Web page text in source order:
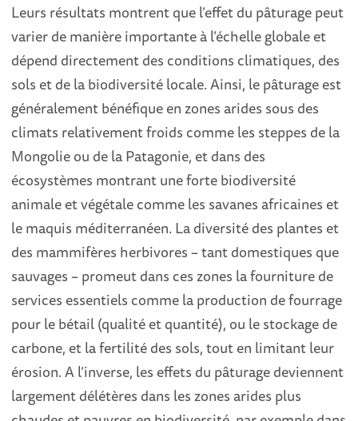
Leurs résultats montrent que l’effet du pâturage peut
varier de manière importante à l’échelle globale et
dépend directement des conditions climatiques, des
sols et de la biodiversité locale. Ainsi, le pâturage est
généralement bénéfique en zones arides sous des
climats relativement froids comme les steppes de la
Mongolie ou de la Patagonie, et dans des
écosystèmes montrant une forte biodiversité
animale et végétale comme les savanes africaines et
le maquis méditerranéen. La diversité des plantes et
des mammifères herbivores – tant domestiques que
sauvages – promeut dans ces zones la fourniture de
services essentiels comme la production de fourrage
pour le bétail (qualité et quantité), ou le stockage de
carbone, et la fertilité des sols, tout en limitant leur
érosion. A l’inverse, les effets du pâturage deviennent
largement délétères dans les zones arides plus